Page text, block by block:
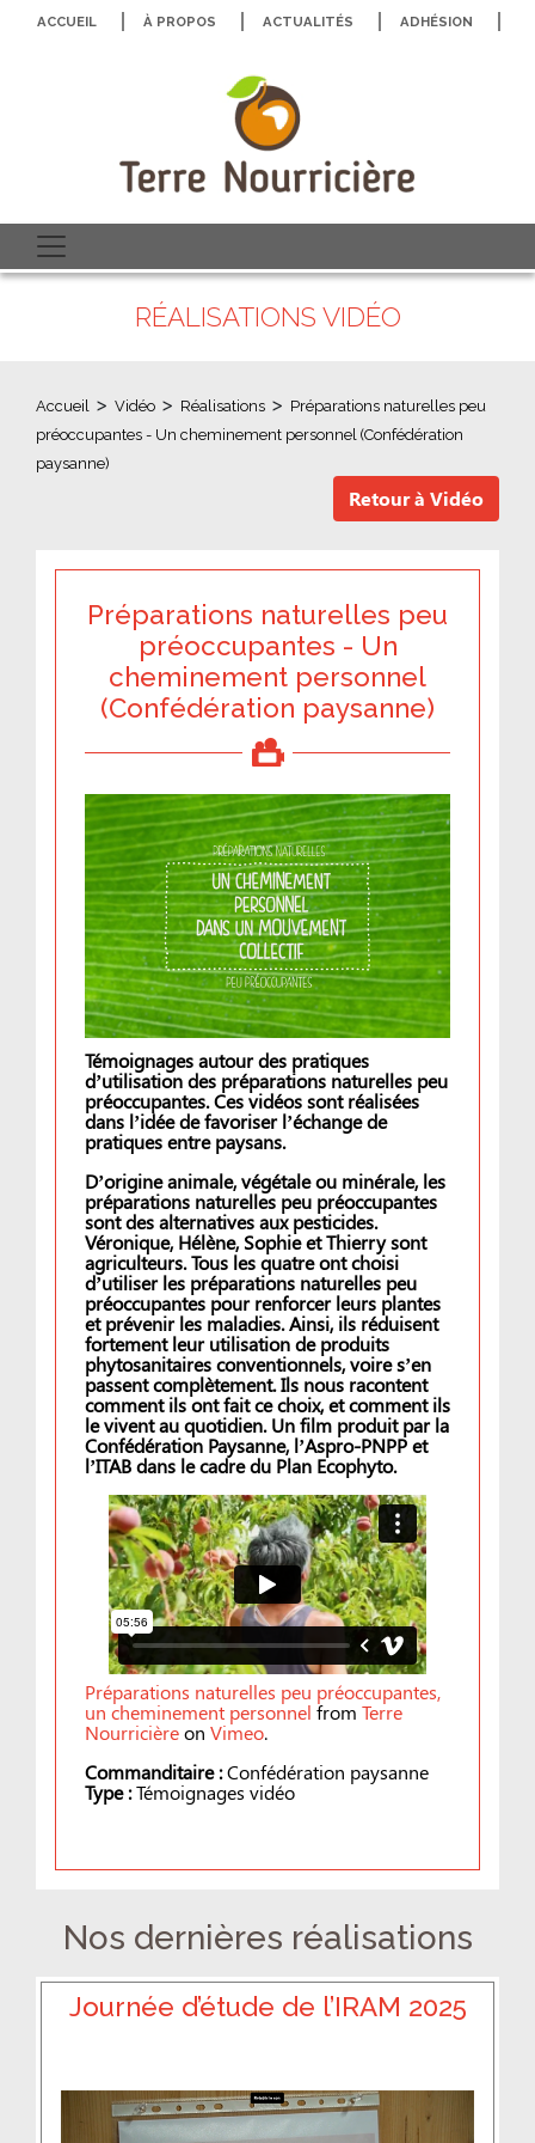
ACCUEIL À PROPOS ACTUALITÉS ADHÉSION
RÉALISATIONS VIDÉO
Accueil > Vidéo > Réalisations > Préparations naturelles peu
préoccupantes - Un cheminement personnel (Confédération
paysanne)
Retour à Vidéo
Préparations naturelles peu
préoccupantes - Un
cheminement personnel
(Confédération paysanne)
Témoignages autour des pratiques
d’utilisation des préparations naturelles peu
préoccupantes. Ces vidéos sont réalisées
dans l’idée de favoriser l’échange de
pratiques entre paysans.
D’origine animale, végétale ou minérale, les
préparations naturelles peu préoccupantes
sont des alternatives aux pesticides.
Véronique, Hélène, Sophie et Thierry sont
agriculteurs. Tous les quatre ont choisi
d’utiliser les préparations naturelles peu
préoccupantes pour renforcer leurs plantes
et prévenir les maladies. Ainsi, ils réduisent
fortement leur utilisation de produits
phytosanitaires conventionnels, voire s’en
passent complètement. Ils nous racontent
comment ils ont fait ce choix, et comment ils
le vivent au quotidien. Un film produit par la
Confédération Paysanne, l’Aspro-PNPP et
l’ITAB dans le cadre du Plan Ecophyto.
Préparations naturelles peu préoccupantes,
un cheminement personnel from Terre
Nourricièreon Vimeo.
Commanditaire :Confédération paysanne
Type :Témoignages vidéo
Nos dernières réalisations
Journée d’étude de l’IRAM 2025